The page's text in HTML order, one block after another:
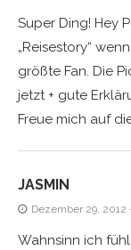
Super Ding! Hey
„Reisestory“
größte Fan. Die
jetzt + gute
Freue mich auf
JASMIN
Dezember 29, 2012
Wahnsinn ich